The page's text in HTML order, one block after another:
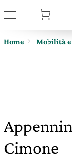
Home Mobilità
Cimone